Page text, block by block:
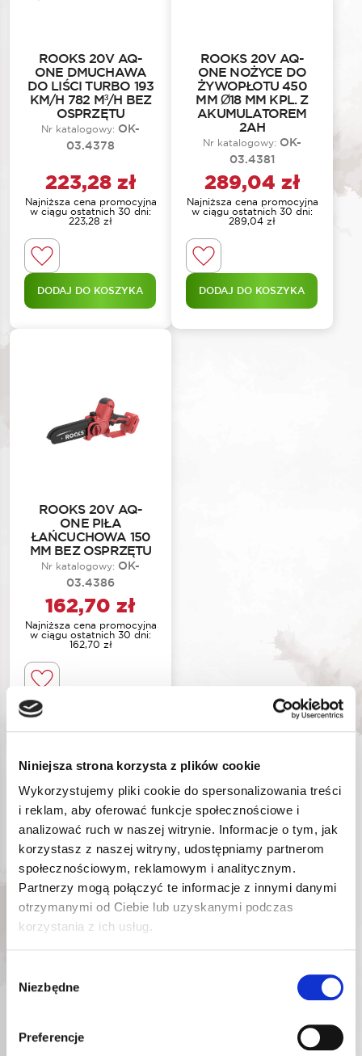
Niniejsza strona korzysta z plików cookie
Wykorzystujemy pliki cookie do spersonalizowania treści
i reklam, aby oferować funkcje społecznościowe i
analizować ruch w naszej witrynie. Informacje o tym, jak
korzystasz z naszej witryny, udostępniamy partnerom
społecznościowym, reklamowym i analitycznym.
Partnerzy mogą połączyć te informacje z innymi danymi
otrzymanymi od Ciebie lub uzyskanymi podczas
korzystania z ich usług.
zgody
Niezbędne
Preferencje
ROOKS 20V AQ-
ONE DMUCHAWA
DO LIŚCI TURBO 193
KM/H 782 M³/H BEZ
OSPRZĘTU
Nr katalogowy: OK-
03.4378
223,28 zł
Najniższa cena promocyjna
w ciągu ostatnich 30 dni:
223,28 zł
DODAJ DO KOSZYKA
ROOKS 20V AQ-
ONE NOŻYCE DO
ŻYWOPŁOTU 450
MM Ø18 MM KPL. Z
AKUMULATOREM
2AH
Nr katalogowy: OK-
03.4381
289,04 zł
Najniższa cena promocyjna
w ciągu ostatnich 30 dni:
289,04 zł
DODAJ DO KOSZYKA
ROOKS 20V AQ-
ONE PIŁA
ŁAŃCUCHOWA 150
MM BEZ OSPRZĘTU
Nr katalogowy: OK-
03.4386
162,70 zł
Najniższa cena promocyjna
w ciągu ostatnich 30 dni:
162,70 zł
DODAJ DO KOSZYKA
ROOKS 20V AQ-
ROOKS 20V AQ-